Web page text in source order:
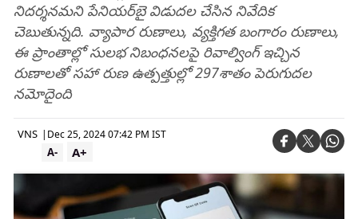
నిదర్శనమని పేనియర్‌బై విడుదల చేసిన నివేదిక
చెబుతున్నది. వ్యాపార రుణాలు, వ్యక్తిగత బంగారం రుణాలు,
ఈ ప్రాంతాల్లో సులభ నిబంధనలపై రివాల్వింగ్‌ ఇచ్చిన
రుణాలతో సహా రుణ ఉత్పత్తుల్లో 297శాతం పెరుగుదల
నమోదైంది
VNS | Dec 25, 2024 07:42 PM IST
A+
A-